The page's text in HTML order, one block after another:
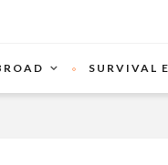
SURVIVAL